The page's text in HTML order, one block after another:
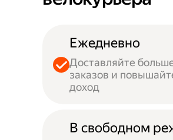
Ежедневно
Доставляйте
заказов и
доход
В свободном